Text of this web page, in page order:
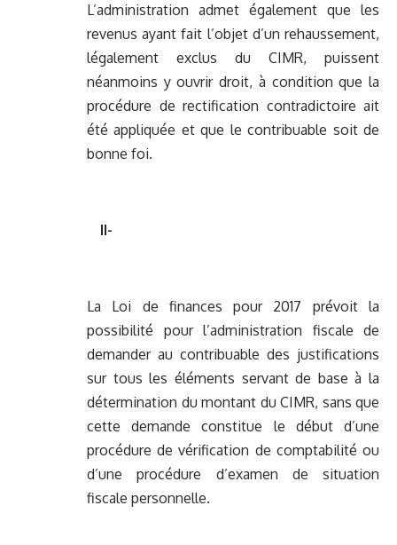
L’administration admet également que les
revenus ayant fait l’objet d’un rehaussement,
légalement exclus du CIMR, puissent
néanmoins y ouvrir droit, à condition que la
procédure de rectification contradictoire ait
été appliquée et que le contribuable soit de
bonne foi.
II-
La Loi de finances pour 2017 prévoit la
possibilité pour l’administration fiscale de
demander au contribuable des justifications
sur tous les éléments servant de base à la
détermination du montant du CIMR, sans que
cette demande constitue le début d’une
procédure de vérification de comptabilité ou
d’une procédure d’examen de situation
fiscale personnelle.